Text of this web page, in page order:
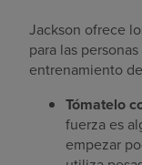
Jackson ofrece
para las
entrenamiento
Tómatelo
fuerza es
empezar